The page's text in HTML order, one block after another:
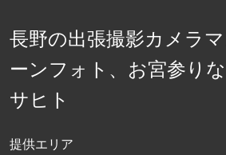
長野の出張撮影カメラ
ーンフォト、お宮参り
サヒト
提供エリア